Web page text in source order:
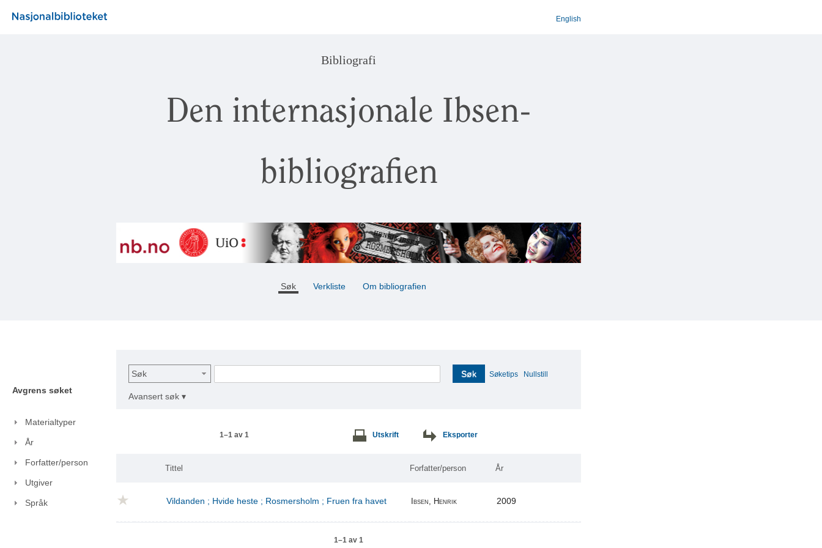
English
Bibliografi
Den internasjonale Ibsen-
bibliografien
Søk Verkliste Om bibliografien
Avgrens søket
Materialtyper
År
Forfatter/person
Utgiver
Språk
Søk Søk Søketips Nullstill
Avansert søk ▾
1–1 av 1 Utskrift Eksporter
Tittel Forfatter/person År
Vildanden ; Hvide heste ; Rosmersholm ; Fruen fra havet Ibsen, Henrik 2009
1–1 av 1